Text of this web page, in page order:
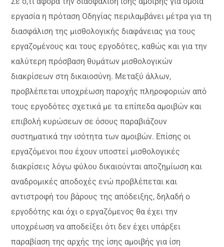
εργασία η πρόταση Οδηγίας περιλαμβάνει μέτρα για τη
διασφάλιση της μισθολογικής διαφάνειας για τους
εργαζομένους και τους εργοδότες, καθώς και για την
καλύτερη πρόσβαση θυμάτων μισθολογικών
διακρίσεων στη δικαιοσύνη. Μεταξύ άλλων,
προβλέπεται υποχρέωση παροχής πληροφοριών από
τους εργοδότες σχετικά με τα επίπεδα αμοιβών και
επιβολή κυρώσεων σε όσους παραβιάζουν
συστηματικά την ισότητα των αμοιβών. Επίσης οι
εργαζόμενοι που έχουν υποστεί μισθολογικές
διακρίσεις λόγω φύλου δικαιούνται αποζημίωση και
αναδρομικές αποδοχές ενώ προβλέπεται και
αντιστροφή του βάρους της απόδειξης, δηλαδή ο
εργοδότης και όχι ο εργαζόμενος θα έχει την
υποχρέωση να αποδείξει ότι δεν έχει υπάρξει
παραβίαση της αρχής της ίσης αμοιβής για ίση